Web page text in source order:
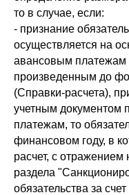
то в случае, если:
- признание
осуществляется на
авансовым платежам
произведенным до
(Справки-расчета),
учетным документом
платежам, то
финансовом году, в
расчет, с отражением
раздела
обязательства за